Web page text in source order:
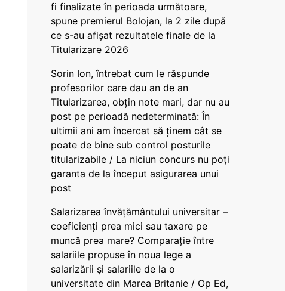
fi finalizate în perioada următoare,
spune premierul Bolojan, la 2 zile după
ce s-au afișat rezultatele finale de la
Titularizare 2026
Sorin Ion, întrebat cum le răspunde
profesorilor care dau an de an
Titularizarea, obțin note mari, dar nu au
post pe perioadă nedeterminată: În
ultimii ani am încercat să ținem cât se
poate de bine sub control posturile
titularizabile / La niciun concurs nu poți
garanta de la început asigurarea unui
post
Salarizarea învățământului universitar –
coeficienți prea mici sau taxare pe
muncă prea mare? Comparație între
salariile propuse în noua lege a
salarizării și salariile de la o
universitate din Marea Britanie / Op Ed,